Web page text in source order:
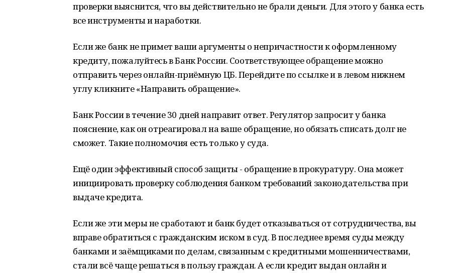
проверки выяснится, что вы действительно не брали деньги. Для этого у банка есть
все инструменты и наработки.
Если же банк не примет ваши аргументы о непричастности к оформленному
кредиту, пожалуйтесь в Банк России. Соответствующее обращение можно
отправить через онлайн-приёмную ЦБ. Перейдите по ссылке и в левом нижнем
углу кликните «Направить обращение».
Банк России в течение 30 дней направит ответ. Регулятор запросит у банка
пояснение, как он отреагировал на ваше обращение, но обязать списать долг не
сможет. Такие полномочия есть только у суда.
Ещё один эффективный способ защиты - обращение в прокуратуру. Она может
инициировать проверку соблюдения банком требований законодательства при
выдаче кредита.
Если же эти меры не сработают и банк будет отказываться от сотрудничества, вы
вправе обратиться с гражданским иском в суд. В последнее время суды между
банками и заёмщиками по делам, связанным с кредитными мошенничествами,
стали всё чаще решаться в пользу граждан. А если кредит выдан онлайн и